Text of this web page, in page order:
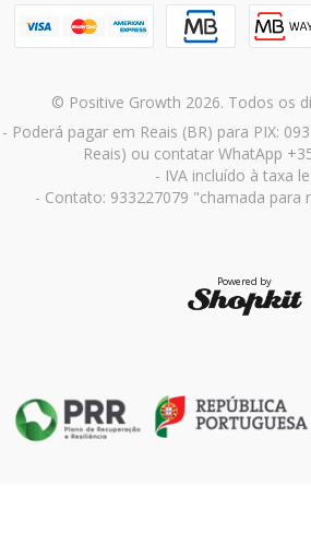
© Positive Growth 2026. Todos os
- Poderá pagar em Reais (BR) para PIX:
Reais) ou contatar WhatApp
- IVA incluído à taxa
- Contato: 933227079 "chamada para
Powered by